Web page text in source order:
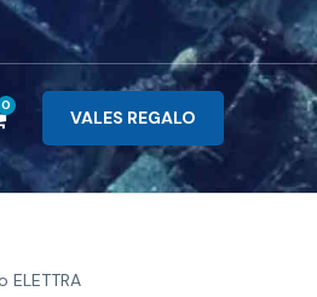
0
VALES REGALO
ELETTRA